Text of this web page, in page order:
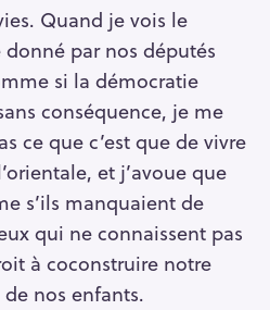
Quand je vois le
par nos députés
si la démocratie
conséquence, je me
ce que c’est que de vivre
et j’avoue que
s’ils manquaient de
qui ne connaissent pas
à coconstruire notre
nos enfants.